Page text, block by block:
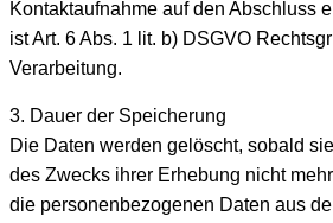
Kontaktaufnahme auf den Abschluss
ist Art. 6 Abs. 1 lit. b) DSGVO
Verarbeitung.
3. Dauer der Speicherung
Die Daten werden gelöscht, sobald
des Zwecks ihrer Erhebung nicht
die personenbezogenen Daten aus